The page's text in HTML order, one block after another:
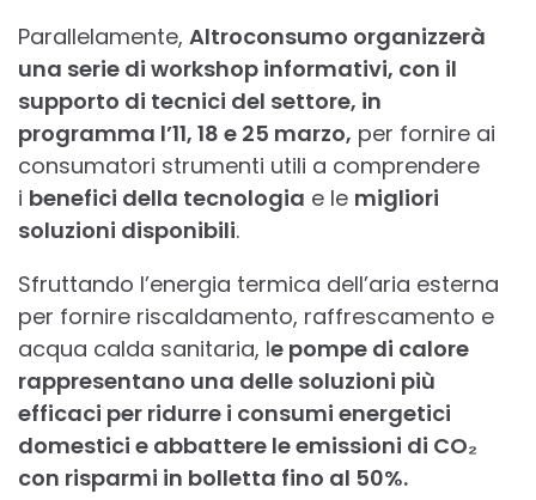
Parallelamente, Altroconsumo organizzerà
una serie di workshop informativi, con il
supporto di tecnici del settore, in
programma l’11, 18 e 25 marzo, per fornire ai
consumatori strumenti utili a comprendere
i benefici della tecnologia e le migliori
soluzioni disponibili.
Sfruttando l’energia termica dell’aria esterna
per fornire riscaldamento, raffrescamento e
acqua calda sanitaria, le pompe di calore
rappresentano una delle soluzioni più
efficaci per ridurre i consumi energetici
domestici e abbattere le emissioni di CO₂
con risparmi in bolletta fino al 50%.